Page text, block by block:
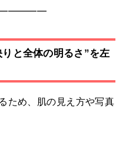
と全体の明るさ”を左
ため、肌の見え方や写真